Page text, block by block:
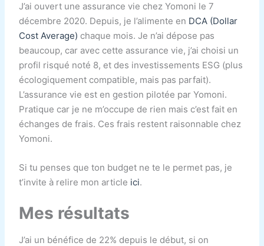
J’ai ouvert une assurance vie chez Yomoni le 7
décembre 2020. Depuis, je l’alimente en DCA (Dollar
Cost Average) chaque mois. Je n’ai dépose pas
beaucoup, car avec cette assurance vie, j’ai choisi un
profil risqué noté 8, et des investissements ESG (plus
écologiquement compatible, mais pas parfait).
L’assurance vie est en gestion pilotée par Yomoni.
Pratique car je ne m’occupe de rien mais c’est fait en
échanges de frais. Ces frais restent raisonnable chez
Yomoni.
Si tu penses que ton budget ne te le permet pas, je
t’invite à relire mon article ici.
Mes résultats
J’ai un bénéfice de 22% depuis le début, si on